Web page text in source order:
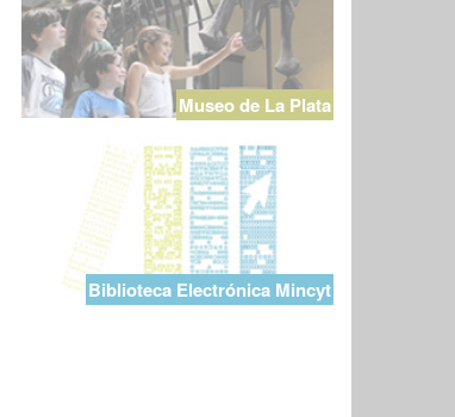
Museo de La Plata
Biblioteca Electrónica Mincyt